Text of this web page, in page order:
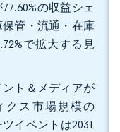
の収益シェ
管・流通・在庫
で拡大する見
ト＆メディアが
クス市場規模の
イベントは2031